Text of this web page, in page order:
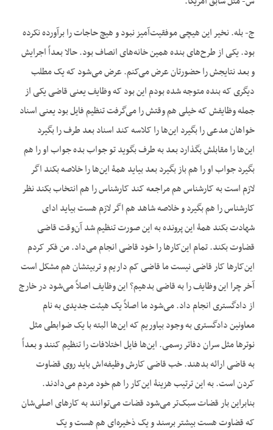
ج- بله. نخیر این هیچی موفقیت‌آمیز نبود و هیچ حاجات را برآورده نکرده
بود. یکی از طرح‌های بنده همین خانه‌های انصاف بود. حالا بعداً اجرایش
و بعد نتایجش را حضورتان عرض می‌کنم. عرض می‌شود که یک مطلب
دیگری که بنده متوجه شده بودم این بود که وظایف یعنی قاضی یکی از
جمله وظایفش که خیلی هم وقتش را می‌گرفت تنظیم فایل بود یعنی اسناد
خواهان مدعی را بگیرد این‌ها را کلاسه کند اسناد بعد طرف را بگیرد
این‌ها را مقابلش بگذارد بعد به طرف بگوید تو جواب بده جواب او را هم
بگیرد جواب او را هم باز بگیرد بعد بیاید همۀ این‌ها را خلاصه بکند اگر
لازم است به کارشناس هم مراجعه کند کارشناس را هم انتخاب بکند نظر
کارشناس را هم بگیرد و خلاصه شاهد هم اگر لازم هست بیاید ادای
شهادت بکند همۀ این پرونده به این صورت تنظیم شد آن‌وقت قاضی
قضاوت بکند. تمام این‌کارها را خود قاضی انجام می‌داد. من فکر کردم
این‌کارها کار قاضی نیست ما قاضی کم داریم و تربیت‎شان هم مشکل است
آخر چرا این وظایف را به قاضی بدهیم؟ این وظایف اصلاً می‌شود در خارج
از دادگستری انجام داد. می‌شود ما اصلاً یک هیئت جدیدی به نام
معاونین دادگستری به وجود بیاوریم که این‌ها البته با یک ضوابطی مثل
نوترها مثل سران دفاتر رسمی. این‌ها فایل اختلافات را تنظیم کنند و بعداً
به قاضی ارائه بدهند. خب قاضی کارش وظیفه‌اش باید روی قضاوت
کردن است. به این ترتیب هزینۀ این‌کار را هم خود مردم می‌دادند.
بنابراین بار قضات سبک‌تر می‌شود قضات می‌توانند به کارهای اصلی‌شان
که قضاوت هست بیشتر برسند و یک ذخیره‌ای هم هست و یک